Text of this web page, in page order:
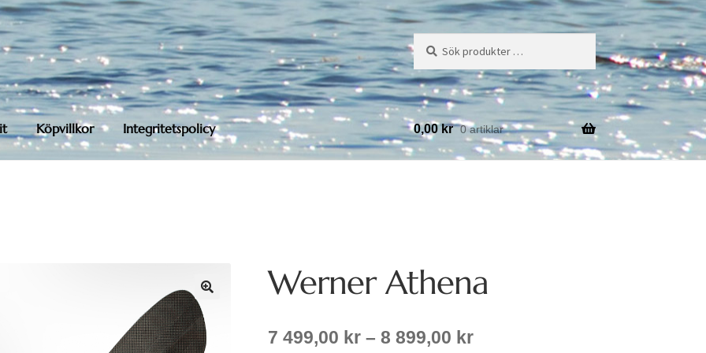
Sök
efter:
Sök
Köpvillkor Integritetspolicy 0,00kr 0 artiklar
Werner Athena
7 499,00 kr – 8 899,00 krPrisintervall: